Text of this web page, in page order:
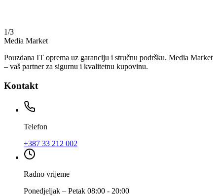
1/3
Media Market
Pouzdana IT oprema uz garanciju i stručnu podršku. Media Market
– vaš partner za sigurnu i kvalitetnu kupovinu.
Kontakt
Telefon
+387 33 212 002
Radno vrijeme
Ponedjeljak – Petak 08:00 - 20:00